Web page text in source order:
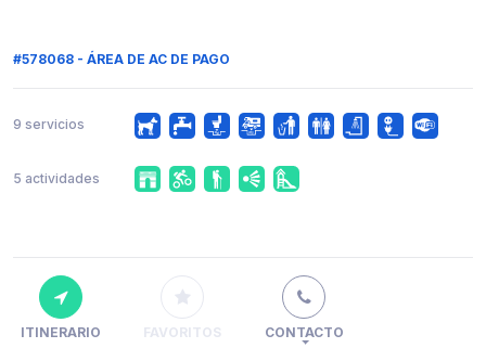
#578068 - ÁREA DE AC DE PAGO
9 servicios
5 actividades
ITINERARIO FAVORITOS CONTACTO